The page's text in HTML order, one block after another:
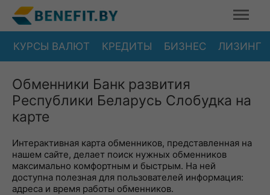
КУРСЫ ВАЛЮТ КРЕДИТЫ БИЗНЕС ЛИЗИНГ
Обменники Банк развития
Республики Беларусь Слобудка на
карте
Интерактивная карта обменников, представленная на
нашем сайте, делает поиск нужных обменников
максимально комфортным и быстрым. На ней
доступна полезная для пользователей информация:
адреса и время работы обменников.